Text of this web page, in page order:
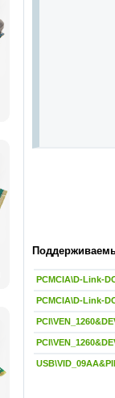
PCMCIA\D-Link-
PCMCIA\D-Link-